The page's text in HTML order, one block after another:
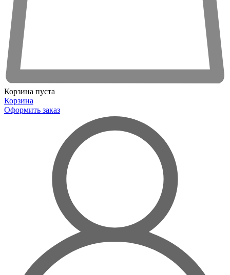
Корзина пуста
Корзина
Оформить заказ